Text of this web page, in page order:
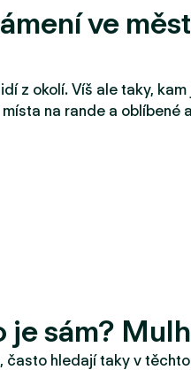
ve
z okolí. Víš ale taky,
na rande a oblíbené
je sám?
často hledají taky v